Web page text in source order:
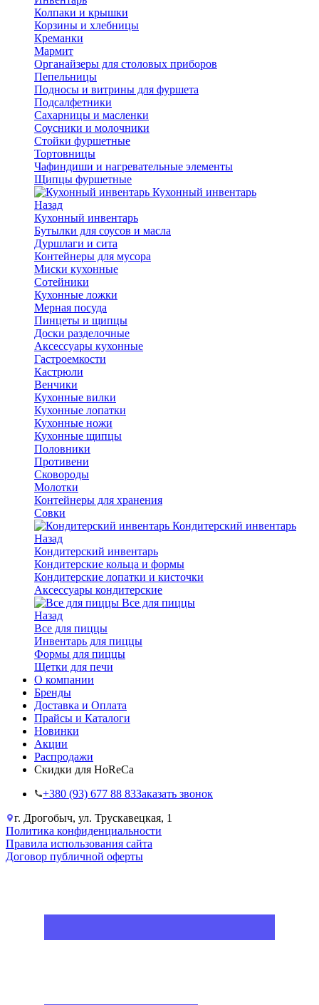
Колпаки и крышки
Корзины и хлебницы
Креманки
Мармит
Органайзеры для столовых приборов
Пепельницы
Подносы и витрины для фуршета
Подсалфетники
Сахарницы и масленки
Соусники и молочники
Стойки фуршетные
Тортовницы
Чафиндиши и нагревательные элементы
Щипцы фуршетные
Кухонный инвентарь
Назад
Кухонный инвентарь
Бутылки для соусов и масла
Дуршлаги и сита
Контейнеры для мусора
Миски кухонные
Сотейники
Кухонные ложки
Мерная посуда
Пинцеты и щипцы
Доски разделочные
Аксессуары кухонные
Гастроемкости
Кастрюли
Венчики
Кухонные вилки
Кухонные лопатки
Кухонные ножи
Кухонные щипцы
Половники
Противени
Сковороды
Молотки
Контейнеры для хранения
Совки
Кондитерский инвентарь
Назад
Кондитерский инвентарь
Кондитерские кольца и формы
Кондитерские лопатки и кисточки
Аксессуары кондитерские
Все для пиццы
Назад
Все для пиццы
Инвентарь для пиццы
Формы для пиццы
Щетки для печи
О компании
Бренды
Доставка и Оплата
Прайсы и Каталоги
Новинки
Акции
Распродажи
Скидки для HoReCa
+38‎0 (93) 677 88 83Заказать звонок
г. Дрогобыч, ул. Трускавецкая, 1
Политика конфиденциальности
Правила использования сайта
Договор публичной оферты